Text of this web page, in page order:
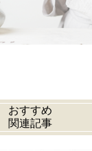
おすすめ
関連記事